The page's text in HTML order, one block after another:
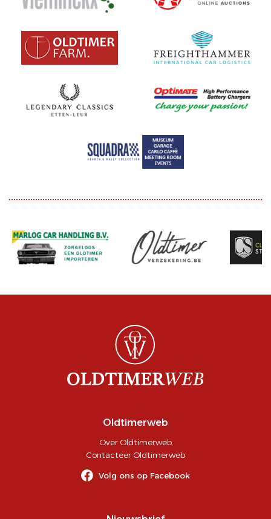
Oldtimerweb
Over Oldtimerweb
Contacteer Oldtimerweb
Volg ons op Facebook